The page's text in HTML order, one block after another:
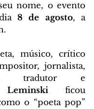
nome, o evento
8 de agosto, a
músico, crítico
jornalista,
tradutor e
Leminski ficou
o “poeta pop”